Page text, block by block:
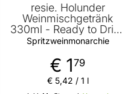
resie. Holunder
Weinmischgetränk
330ml - Ready to Drink
Spritzer in der
Spritzweinmonarchie
Spritzweinmonarchie
€ 179
€ 5,42 / 1 l